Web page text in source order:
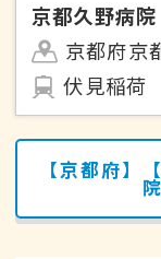
京都久野病院
京都府京
伏見稲荷
【京都府】